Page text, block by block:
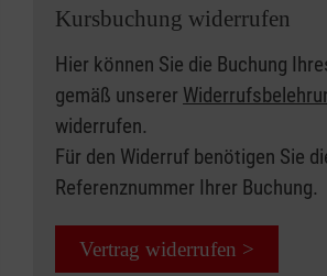
Kursbuchung widerrufen
Hier können Sie die Buchung
gemäß unserer
widerrufen.
Für den Widerruf benötigen Sie
Referenznummer Ihrer Buchung.
Vertrag widerrufen >